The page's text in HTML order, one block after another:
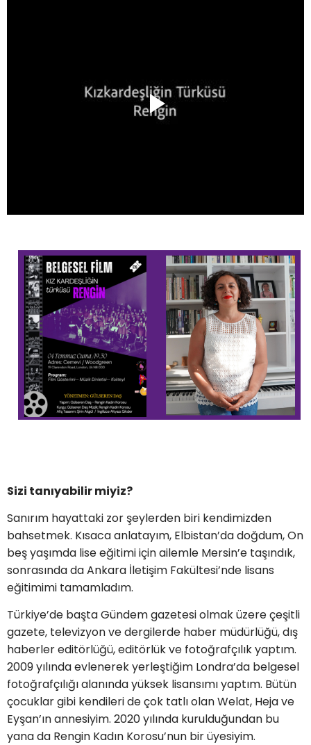
Sizi tanıyabilir miyiz?
Sanırım hayattaki zor şeylerden biri kendimizden
bahsetmek. Kısaca anlatayım, Elbistan’da doğdum, On
beş yaşımda lise eğitimi için ailemle Mersin’e taşındık,
sonrasında da Ankara İletişim Fakültesi’nde lisans
eğitimimi tamamladım.
Türkiye’de başta Gündem gazetesi olmak üzere çeşitli
gazete, televizyon ve dergilerde haber müdürlüğü, dış
haberler editörlüğü, editörlük ve fotoğrafçılık yaptım.
2009 yılında evlenerek yerleştiğim Londra’da belgesel
fotoğrafçılığı alanında yüksek lisansımı yaptım. Bütün
çocuklar gibi kendileri de çok tatlı olan Welat, Heja ve
Eyşan’ın annesiyim. 2020 yılında kurulduğundan bu
yana da Rengin Kadın Korosu’nun bir üyesiyim.